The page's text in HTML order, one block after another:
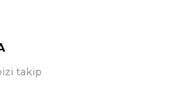
takip